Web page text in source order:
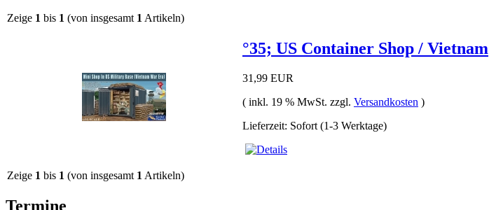
Zeige 1 bis 1 (von insgesamt 1 Artikeln)
°35; US Container Shop / Vietnam
31,99 EUR
( inkl. 19 % MwSt. zzgl. Versandkosten )
Lieferzeit: Sofort (1-3 Werktage)
Zeige 1 bis 1 (von insgesamt 1 Artikeln)
Termine